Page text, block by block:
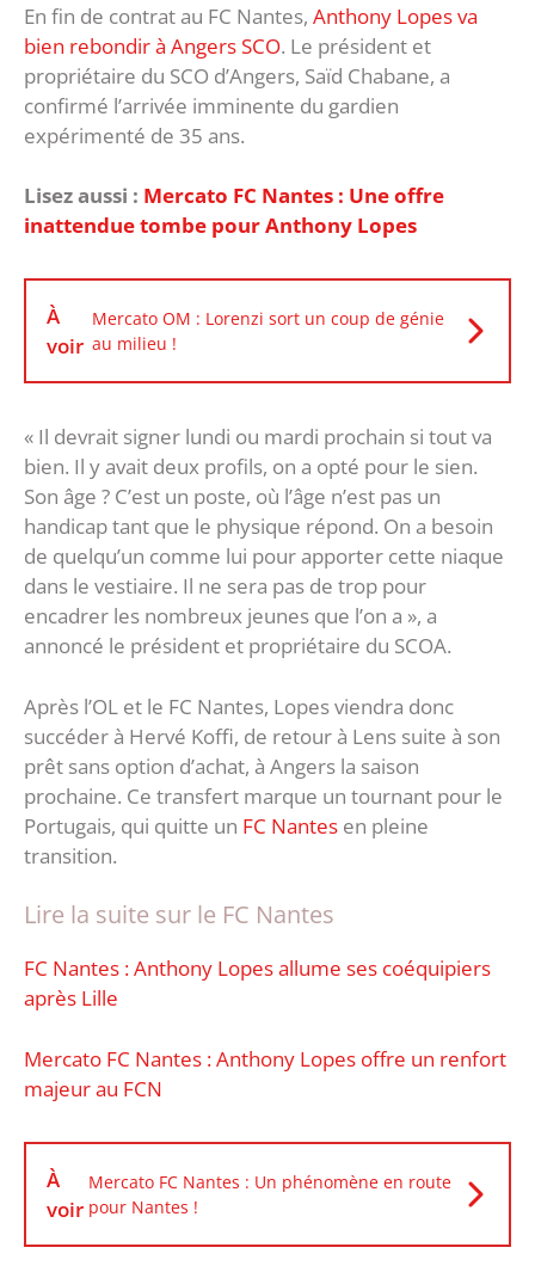
En fin de contrat au FC Nantes, Anthony Lopes va
bien rebondir à Angers SCO. Le président et
propriétaire du SCO d’Angers, Saïd Chabane, a
confirmé l’arrivée imminente du gardien
expérimenté de 35 ans.
Lisez aussi : Mercato FC Nantes : Une offre
inattendue tombe pour Anthony Lopes
À
voir
Mercato OM : Lorenzi sort un coup de génie
au milieu !
« Il devrait signer lundi ou mardi prochain si tout va
bien. Il y avait deux profils, on a opté pour le sien.
Son âge ? C’est un poste, où l’âge n’est pas un
handicap tant que le physique répond. On a besoin
de quelqu’un comme lui pour apporter cette niaque
dans le vestiaire. Il ne sera pas de trop pour
encadrer les nombreux jeunes que l’on a », a
annoncé le président et propriétaire du SCOA.
Après l’OL et le FC Nantes, Lopes viendra donc
succéder à Hervé Koffi, de retour à Lens suite à son
prêt sans option d’achat, à Angers la saison
prochaine. Ce transfert marque un tournant pour le
Portugais, qui quitte un FC Nantes en pleine
transition.
Lire la suite sur le FC Nantes
FC Nantes : Anthony Lopes allume ses coéquipiers
après Lille
Mercato FC Nantes : Anthony Lopes offre un renfort
majeur au FCN
À
voir
Mercato FC Nantes : Un phénomène en route
pour Nantes !